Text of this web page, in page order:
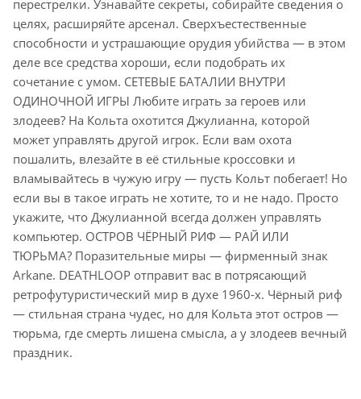
перестрелки. Узнавайте секреты, собирайте сведения о
целях, расширяйте арсенал. Сверхъестественные
способности и устрашающие орудия убийства — в этом
деле все средства хороши, если подобрать их
сочетание с умом. СЕТЕВЫЕ БАТАЛИИ ВНУТРИ
ОДИНОЧНОЙ ИГРЫ Любите играть за героев или
злодеев? На Кольта охотится Джулианна, которой
может управлять другой игрок. Если вам охота
пошалить, влезайте в её стильные кроссовки и
вламывайтесь в чужую игру — пусть Кольт побегает! Но
если вы в такое играть не хотите, то и не надо. Просто
укажите, что Джулианной всегда должен управлять
компьютер. ОСТРОВ ЧЁРНЫЙ РИФ — РАЙ ИЛИ
ТЮРЬМА? Поразительные миры — фирменный знак
Arkane. DEATHLOOP отправит вас в потрясающий
ретрофутуристический мир в духе 1960-х. Чёрный риф
— стильная страна чудес, но для Кольта этот остров —
тюрьма, где смерть лишена смысла, а у злодеев вечный
праздник.